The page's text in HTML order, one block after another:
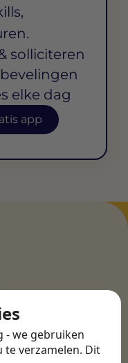
- we gebruiken
verzamelen. Dit
solliciteren
elke dag
app